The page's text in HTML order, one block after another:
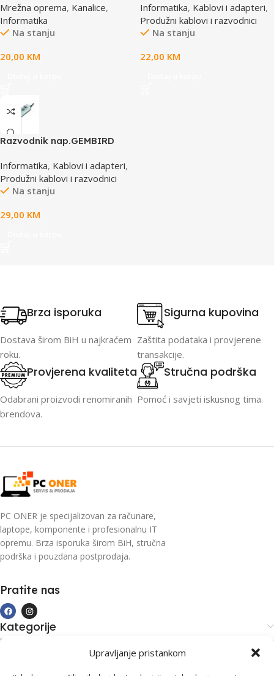
Upravljanje pristankom
Mrežna oprema, Kanalice,
Informatika
Na stanju
20,00 KM
prekidač, 1,8M, osigurač,
prenaponska zaštita
Informatika, Kablovi i adapteri,
Produžni kablovi i razvodnici
Na stanju
22,00 KM
Razvodnik nap.GEMBIRD
prekidac, 4,5m, osigurač,
prenaponska zaštita
Informatika, Kablovi i adapteri,
Produžni kablovi i razvodnici
Na stanju
29,00 KM
Brza isporuka
Dostava širom BiH u najkraćem
roku.
Sigurna kupovina
Zaštita podataka i provjerene
transakcije.
Provjerena kvaliteta
Odabrani proizvodi renomiranih
brendova.
Stručna podrška
Pomoć i savjeti iskusnog tima.
PC ONER je specijalizovan za računare,
laptope, komponente i profesionalnu IT
opremu. Brza isporuka širom BiH, stručna
podrška i pouzdana postprodaja.
Pratite nas
Kategorije
Kupovina i podrška
Kontakt informacije